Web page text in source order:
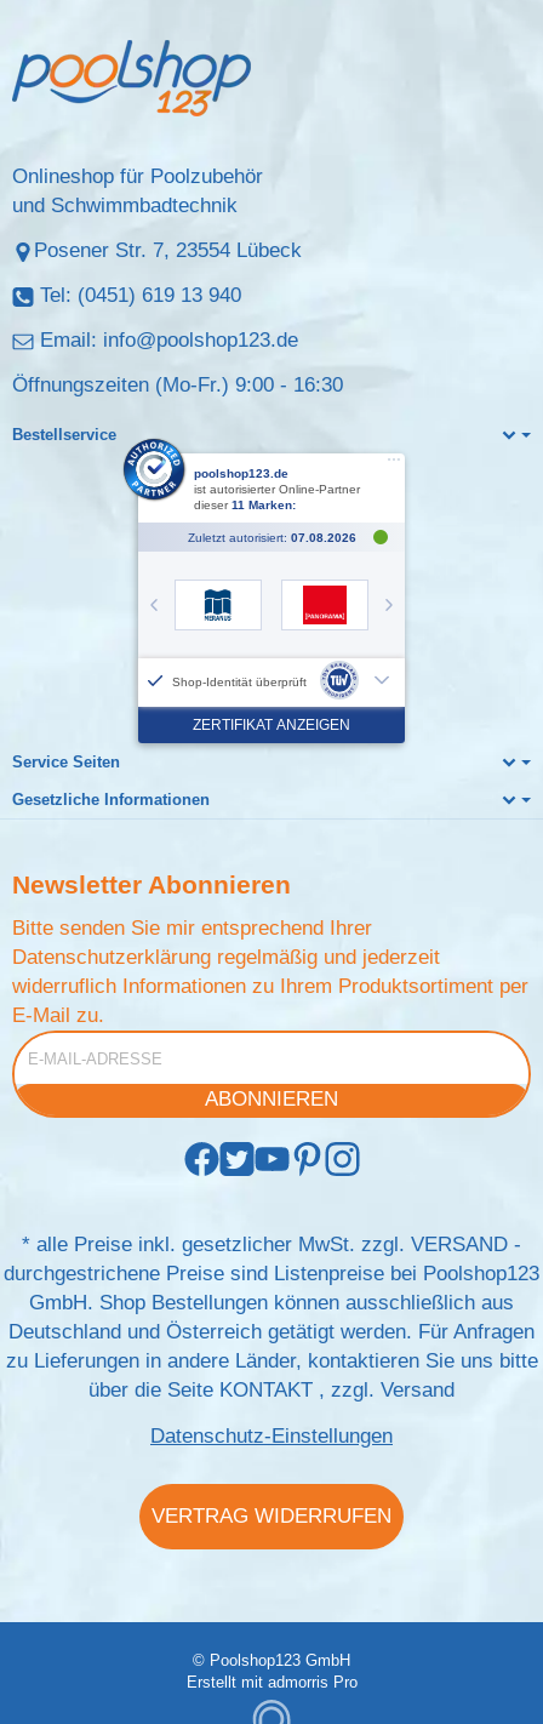
Onlineshop für Poolzubehör
und Schwimmbadtechnik
Posener Str. 7, 23554 Lübeck
Tel: (0451) 619 13 940
Email: info@poolshop123.de
Öffnungszeiten (Mo-Fr.) 9:00 - 16:30
Bestellservice
Service Seiten
Gesetzliche Informationen
Newsletter Abonnieren
Bitte senden Sie mir entsprechend Ihrer
Datenschutzerklärung regelmäßig und jederzeit
widerruflich Informationen zu Ihrem Produktsortiment per
E-Mail zu.
E-Mail-Adresse
ABONNIEREN
* alle Preise inkl. gesetzlicher MwSt. zzgl. VERSAND -
durchgestrichene Preise sind Listenpreise bei Poolshop123
GmbH. Shop Bestellungen können ausschließlich aus
Deutschland und Österreich getätigt werden. Für Anfragen
zu Lieferungen in andere Länder, kontaktieren Sie uns bitte
über die Seite KONTAKT , zzgl. Versand
Datenschutz-Einstellungen
VERTRAG WIDERRUFEN
© Poolshop123 GmbH
Erstellt mit admorris Pro